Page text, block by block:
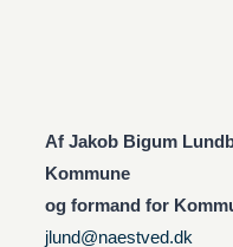
Af Jakob Bigum
Kommune
og formand for
jlund@naestved.dk